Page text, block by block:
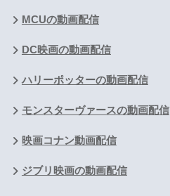
MCUの動画配信
DC映画の動画配信
ハリーポッターの動画配信
モンスターヴァースの動画配信
映画コナン動画配信
ジブリ映画の動画配信